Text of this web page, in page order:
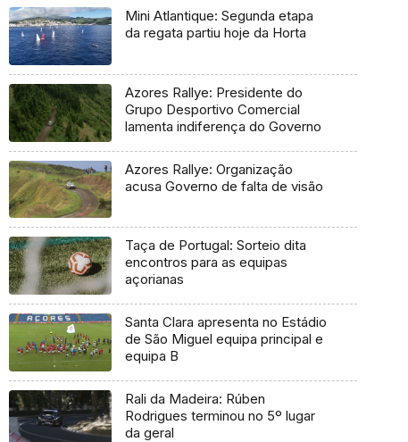
Mini Atlantique: Segunda etapa
da regata partiu hoje da Horta
Azores Rallye: Presidente do
Grupo Desportivo Comercial
lamenta indiferença do Governo
Azores Rallye: Organização
acusa Governo de falta de visão
Taça de Portugal: Sorteio dita
encontros para as equipas
açorianas
Santa Clara apresenta no Estádio
de São Miguel equipa principal e
equipa B
Rali da Madeira: Rúben
Rodrigues terminou no 5º lugar
da geral